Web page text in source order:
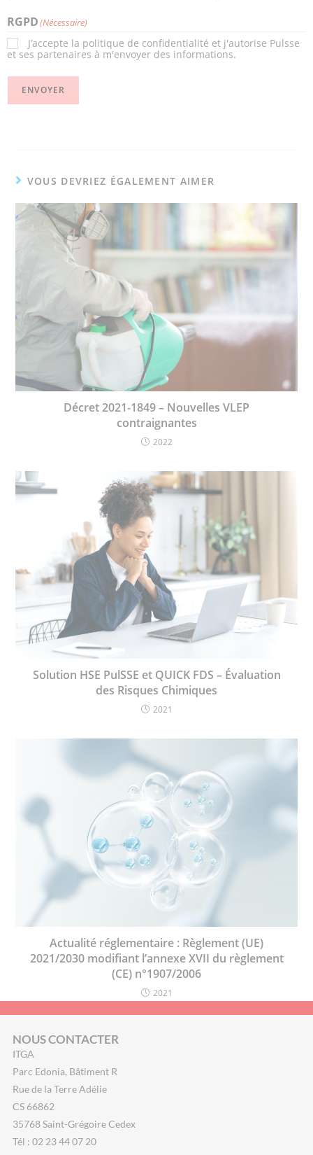
RGPD(Nécessaire)
J’accepte la politique de confidentialité et j'autorise Pulsse
et ses partenaires à m'envoyer des informations.
ENVOYER
VOUS DEVRIEZ ÉGALEMENT AIMER
Décret 2021-1849 – Nouvelles VLEP
contraignantes
2022
Solution HSE PulSSE et QUICK FDS – Évaluation
des Risques Chimiques
2021
Actualité réglementaire : Règlement (UE)
2021/2030 modifiant l’annexe XVII du règlement
(CE) n°1907/2006
2021
NOUS CONTACTER
ITGA
Parc Edonia, Bâtiment R
Rue de la Terre Adélie
CS 66862
35768 Saint-Grégoire Cedex
Tél : 02 23 44 07 20